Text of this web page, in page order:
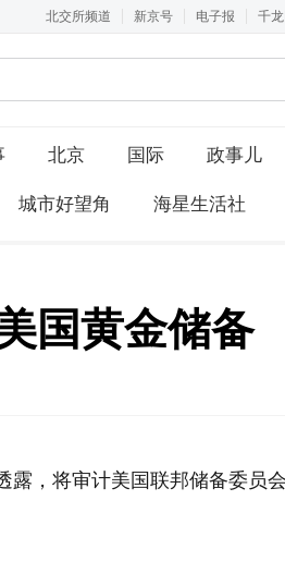
北交所频道 新京号 电子报 千龙
北京 国际 政事儿
城市好望角 海星生活社
国黄金储备
露，将审计美国联邦储备委员